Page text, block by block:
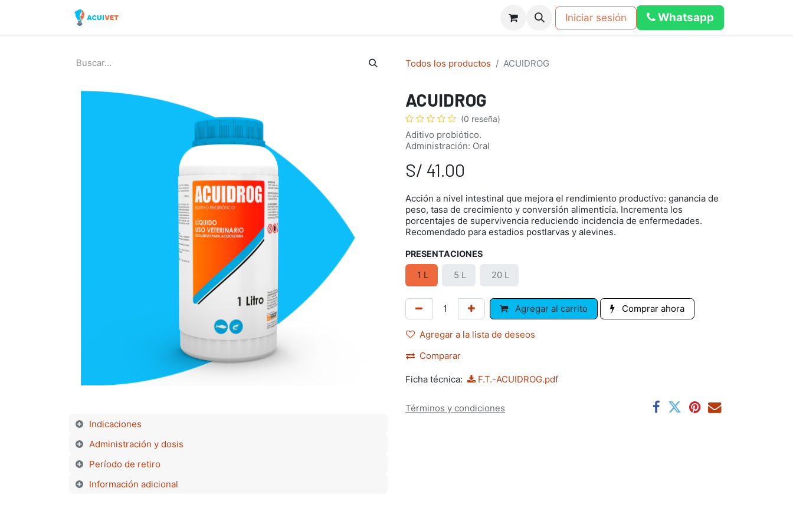
Cursos Eventos Blog Foro calculadora dosificacion
Iniciar sesión Whats​​a​​​​p​​​​​​​​​​​​​​p
Todos los productos ACUIDROG
Indicaciones
Administración y dosis
Período de retiro
Información adicional
ACUIDROG
(0 reseña)
Aditivo probiótico.
Administración: Oral
S/ 41.00
Acción a nivel intestinal que mejora el rendimiento productivo: ganancia de
peso, tasa de crecimiento y conversión alimenticia. Incrementa los
porcentajes de supervivencia reduciendo incidencia de enfermedades.
Recomendado para estadios postlarvas y alevines.
PRESENTACIONES
1 L 5 L 20 L
Agregar al carrito Comprar ahora
Agregar a la lista de deseos
Comparar
Ficha técnica: F.T.-ACUIDROG.pdf
Términos y condiciones